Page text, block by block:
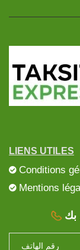
LIENS UTILES
Conditions
Mentions
بك